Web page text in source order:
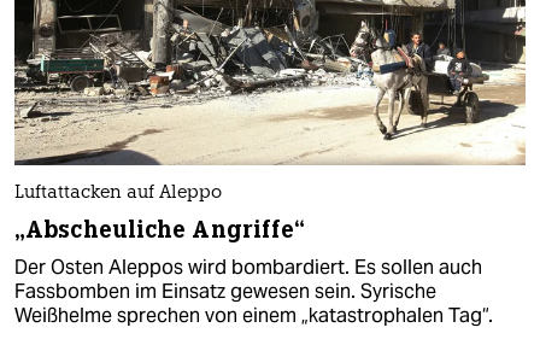
Luftattacken auf Aleppo
„Abscheuliche Angriffe“
Der Osten Aleppos wird bombardiert. Es sollen auch
Fassbomben im Einsatz gewesen sein. Syrische
Weißhelme sprechen von einem „katastrophalen Tag“.